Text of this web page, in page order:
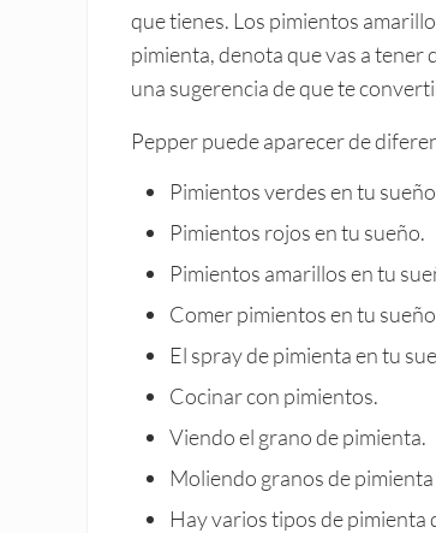
que tienes. Los pimientos
pimienta, denota que vas a tener
una sugerencia de que te
Pepper puede aparecer de
Pimientos verdes en tu
Pimientos rojos en tu sueño.
Pimientos amarillos en tu
Comer pimientos en tu
El spray de pimienta en tu
Cocinar con pimientos.
Viendo el grano de pimienta.
Moliendo granos de pimienta
Hay varios tipos de pimienta